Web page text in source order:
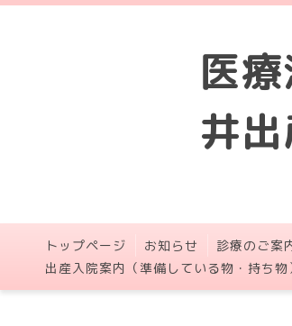
医
井
トップページ お知らせ 診療のご案
出産入院案内（準備している物・持ち物